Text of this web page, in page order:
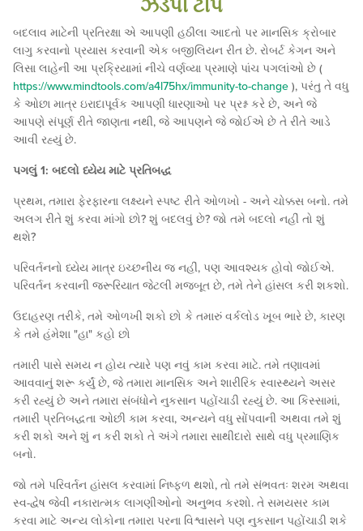
ઝડપી ટીપ
બદલાવ માટેની પ્રતિરક્ષા એ આપણી હઠીલા આદતો પર માનસિક ક્રોબાર
લાગુ કરવાનો પ્રયાસ કરવાની એક બજીલિયન રીત છે. રોબર્ટ કેગન અને
લિસા લાહેની આ પ્રક્રિયામાં નીચે વર્ણવ્યા પ્રમાણે પાંચ પગલાંઓ છે (
https://www.mindtools.com/a4l75hx/immunity-to-change ), પરંતુ તે વધુ
કે ઓછા માત્ર ઇરાદાપૂર્વક આપણી ધારણાઓ પર પ્રશ્ન કરે છે, અને જે
આપણે સંપૂર્ણ રીતે જાણતા નથી, જે આપણને જે જોઈએ છે તે રીતે આડે
આવી રહ્યું છે.
પગલું 1: બદલો ધ્યેય માટે પ્રતિબદ્ધ
પ્રથમ, તમારા ફેરફારના લક્ષ્યને સ્પષ્ટ રીતે ઓળખો - અને ચોક્કસ બનો. તમે
અલગ રીતે શું કરવા માંગો છો? શું બદલવું છે? જો તમે બદલો નહીં તો શું
થશે?
પરિવર્તનનો ધ્યેય માત્ર ઇચ્છનીય જ નહીં, પણ આવશ્યક હોવો જોઈએ.
પરિવર્તન કરવાની જરૂરિયાત જેટલી મજબૂત છે, તમે તેને હાંસલ કરી શકશો.
ઉદાહરણ તરીકે, તમે ઓળખી શકો છો કે તમારું વર્કલોડ ખૂબ ભારે છે, કારણ
કે તમે હંમેશા "હા" કહો છો
તમારી પાસે સમય ન હોય ત્યારે પણ નવું કામ કરવા માટે. તમે તણાવમાં
આવવાનું શરૂ કર્યું છે, જે તમારા માનસિક અને શારીરિક સ્વાસ્થ્યને અસર
કરી રહ્યું છે અને તમારા સંબંધોને નુકસાન પહોંચાડી રહ્યું છે. આ કિસ્સામાં,
તમારી પ્રતિબદ્ધતા ઓછી કામ કરવા, અન્યને વધુ સોંપવાની અથવા તમે શું
કરી શકો અને શું ન કરી શકો તે અંગે તમારા સાથીદારો સાથે વધુ પ્રમાણિક
બનો.
જો તમે પરિવર્તન હાંસલ કરવામાં નિષ્ફળ થશો, તો તમે સંભવતઃ શરમ અથવા
સ્વ-દ્વેષ જેવી નકારાત્મક લાગણીઓનો અનુભવ કરશો. તે સમયસર કામ
કરવા માટે અન્ય લોકોના તમારા પરના વિશ્વાસને પણ નુકસાન પહોંચાડી શકે